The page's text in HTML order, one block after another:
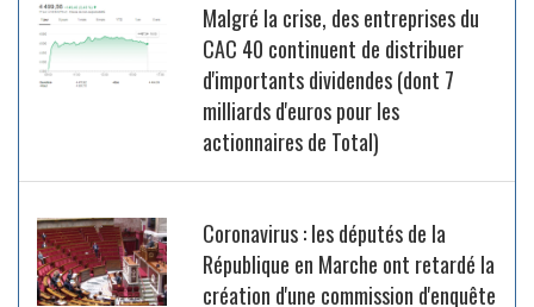
Malgré la crise, des entreprises du
CAC 40 continuent de distribuer
d'importants dividendes (dont 7
milliards d'euros pour les
actionnaires de Total)
Coronavirus : les députés de la
République en Marche ont retardé la
création d'une commission d'enquête